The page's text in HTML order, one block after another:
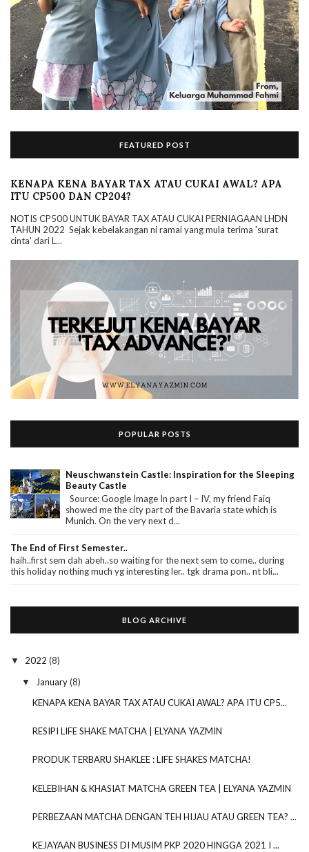
FEATURED POST
KENAPA KENA BAYAR TAX ATAU CUKAI AWAL? APA
ITU CP500 DAN CP204?
NOTIS CP500 UNTUK BAYAR TAX ATAU CUKAI PERNIAGAAN LHDN
TAHUN 2022 Sejak kebelakangan ni ramai yang mula terima 'surat
cinta' dari L...
POPULAR POSTS
Neuschwanstein Castle: Inspiration for the Sleeping
Beauty Castle
Source: Google Image In part I – IV, my friend Faiq
showed me the city part of the Bavaria state which is
Munich. On the very next d...
The End of First Semester..
haih..first sem dah abeh..so waiting for the next sem to come.. during
this holiday nothing much yg interesting ler.. tgk drama pon.. nt bli...
BLOG ARCHIVE
▼ 2022 (8)
▼ January(8)
KENAPA KENA BAYAR TAX ATAU CUKAI AWAL? APA ITU CP5...
RESIPI LIFE SHAKE MATCHA | ELYANA YAZMIN
PRODUK TERBARU SHAKLEE : LIFE SHAKES MATCHA!
KELEBIHAN & KHASIAT MATCHA GREEN TEA | ELYANA YAZMIN
PERBEZAAN MATCHA DENGAN TEH HIJAU ATAU GREEN TEA? ...
KEJAYAAN BUSINESS DI MUSIM PKP 2020 HINGGA 2021 I ...